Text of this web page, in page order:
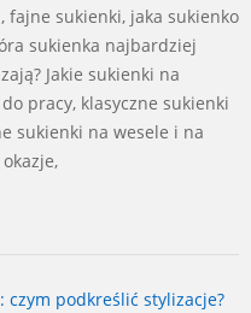
fajne sukienki, jaka sukienko
sukienka najbardziej
Jakie sukienki na
pracy, klasyczne sukienki
sukienki na wesele i na
podkreślić stylizacje?